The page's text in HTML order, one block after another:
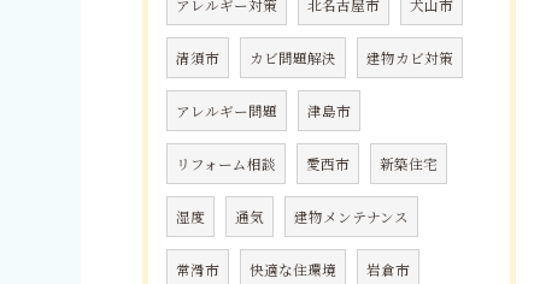
アレルギー対策 北名古屋市 犬山市
清須市 カビ問題解決 建物カビ対策
アレルギー問題 津島市
リフォーム相談 愛西市 新築住宅
湿度 通気 建物メンテナンス
常滑市 快適な住環境 岩倉市